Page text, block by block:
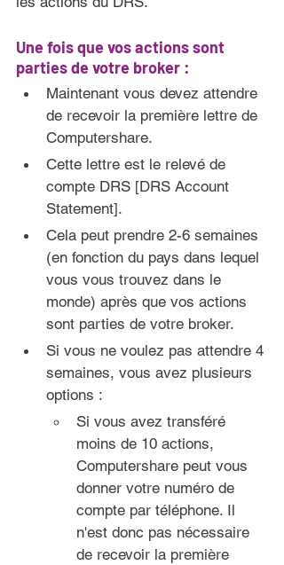
Une fois que vos actions sont
parties de votre broker :
Maintenant vous devez attendre
de recevoir la première lettre de
Computershare.
Cette lettre est le relevé de
compte DRS [DRS Account
Statement].
Cela peut prendre 2-6 semaines
(en fonction du pays dans lequel
vous vous trouvez dans le
monde) après que vos actions
sont parties de votre broker.
Si vous ne voulez pas attendre 4
semaines, vous avez plusieurs
options :
Si vous avez transféré
moins de 10 actions,
Computershare peut vous
donner votre numéro de
compte par téléphone. Il
n'est donc pas nécessaire
de recevoir la première